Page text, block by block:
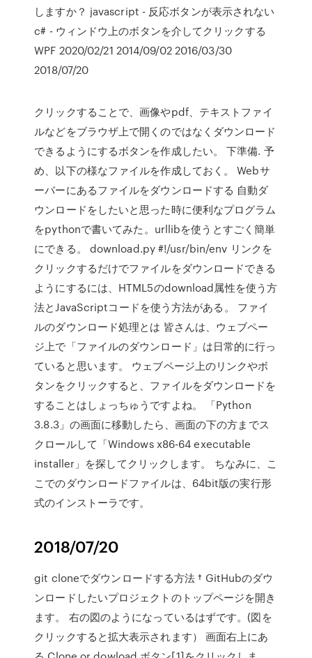
しますか？ javascript - 反応ボタンが表示されない
c# - ウィンドウ上のボタンを介してクリックする
WPF 2020/02/21 2014/09/02 2016/03/30
2018/07/20
クリックすることで、画像やpdf、テキストファイ
ルなどをブラウザ上で開くのではなくダウンロード
できるようにするボタンを作成したい。 下準備. 予
め、以下の様なファイルを作成しておく。 Webサ
ーバーにあるファイルをダウンロードする 自動ダ
ウンロードをしたいと思った時に便利なプログラム
をpythonで書いてみた。urllibを使うとすごく簡単
にできる。 download.py #!/usr/bin/env リンクを
クリックするだけでファイルをダウンロードできる
ようにするには、HTML5のdownload属性を使う方
法とJavaScriptコードを使う方法がある。 ファイ
ルのダウンロード処理とは 皆さんは、ウェブペー
ジ上で「ファイルのダウンロード」は日常的に行っ
ていると思います。 ウェブページ上のリンクやボ
タンをクリックすると、ファイルをダウンロードを
することはしょっちゅうですよね。 「Python
3.8.3」の画面に移動したら、画面の下の方までス
クロールして「Windows x86-64 executable
installer」を探してクリックします。 ちなみに、こ
こでのダウンロードファイルは、64bit版の実行形
式のインストーラです。
2018/07/20
git cloneでダウンロードする方法 † GitHubのダウ
ンロードしたいプロジェクトのトップページを開き
ます。 右の図のようになっているはずです。(図を
クリックすると拡大表示されます） 画面右上にあ